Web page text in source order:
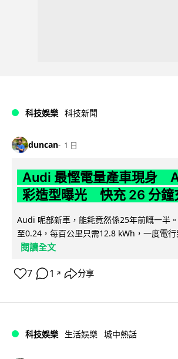
科技娛樂 科技新聞
duncan 1 日
Audi 最慳電量產車現身
彩造型曝光 快充 26 分鐘
Audi 呢部新車，能耗竟然係25年前嘅一半
至0.24，每百公里只需12.8 kWh，一度電
閱讀全文
7 1 ↗ 分享
科技娛樂 生活娛樂 城中熱話